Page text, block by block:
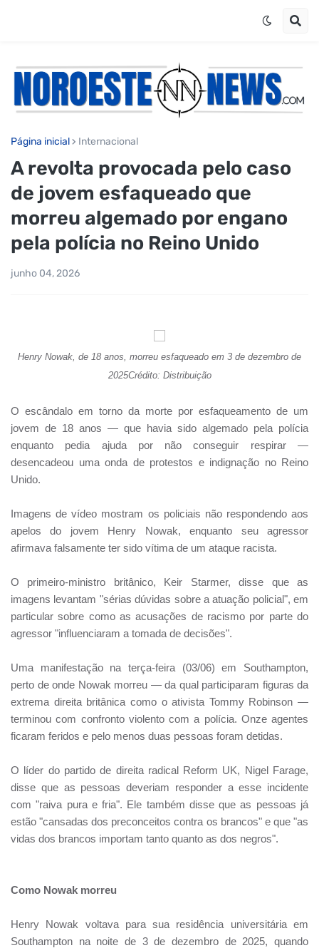
Página inicial Internacional
A revolta provocada pelo caso
de jovem esfaqueado que
morreu algemado por engano
pela polícia no Reino Unido
junho 04, 2026
Henry Nowak, de 18 anos, morreu esfaqueado em 3 de dezembro de
2025Crédito: Distribuição
O escândalo em torno da morte por esfaqueamento de um
jovem de 18 anos — que havia sido algemado pela polícia
enquanto pedia ajuda por não conseguir respirar —
desencadeou uma onda de protestos e indignação no Reino
Unido.
Imagens de vídeo mostram os policiais não respondendo aos
apelos do jovem Henry Nowak, enquanto seu agressor
afirmava falsamente ter sido vítima de um ataque racista.
O primeiro-ministro britânico, Keir Starmer, disse que as
imagens levantam "sérias dúvidas sobre a atuação policial", em
particular sobre como as acusações de racismo por parte do
agressor "influenciaram a tomada de decisões".
Uma manifestação na terça-feira (03/06) em Southampton,
perto de onde Nowak morreu — da qual participaram figuras da
extrema direita britânica como o ativista Tommy Robinson —
terminou com confronto violento com a polícia. Onze agentes
ficaram feridos e pelo menos duas pessoas foram detidas.
O líder do partido de direita radical Reform UK, Nigel Farage,
disse que as pessoas deveriam responder a esse incidente
com "raiva pura e fria". Ele também disse que as pessoas já
estão "cansadas dos preconceitos contra os brancos" e que "as
vidas dos brancos importam tanto quanto as dos negros".
Como Nowak morreu
Henry Nowak voltava para sua residência universitária em
Southampton na noite de 3 de dezembro de 2025, quando